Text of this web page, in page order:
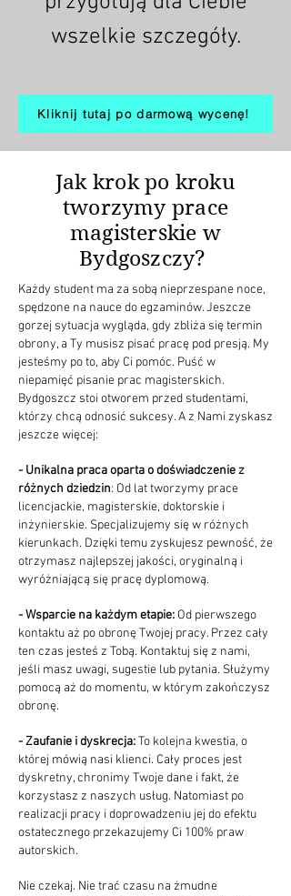
wszelkie szczegóły.
Kliknij tutaj po darmową wycenę!
Jak krok po kroku
tworzymy prace
magisterskie w
Bydgoszczy?
Każdy student ma za sobą nieprzespane noce,
spędzone na nauce do egzaminów. Jeszcze
gorzej sytuacja wygląda, gdy zbliża się termin
obrony, a Ty musisz pisać pracę pod presją. My
jesteśmy po to, aby Ci pomóc. Puść w
niepamięć pisanie prac magisterskich.
Bydgoszcz stoi otworem przed studentami,
którzy chcą odnosić sukcesy. A z Nami zyskasz
jeszcze więcej:
- Unikalna praca oparta o doświadczenie z
różnych dziedzin: Od lat tworzymy prace
licencjackie, magisterskie, doktorskie i
inżynierskie. Specjalizujemy się w różnych
kierunkach. Dzięki temu zyskujesz pewność, że
otrzymasz najlepszej jakości, oryginalną i
wyróżniającą się pracę dyplomową.
- Wsparcie na każdym etapie: Od pierwszego
kontaktu aż po obronę Twojej pracy. Przez cały
ten czas jesteś z Tobą. Kontaktuj się z nami,
jeśli masz uwagi, sugestie lub pytania. Służymy
pomocą aż do momentu, w którym zakończysz
obronę.
- Zaufanie i dyskrecja:To kolejna kwestia, o
której mówią nasi klienci. Cały proces jest
dyskretny, chronimy Twoje dane i fakt, że
korzystasz z naszych usług. Natomiast po
realizacji pracy i doprowadzeniu jej do efektu
ostatecznego przekazujemy Ci 100% praw
autorskich.
Nie czekaj. Nie trać czasu na żmudne